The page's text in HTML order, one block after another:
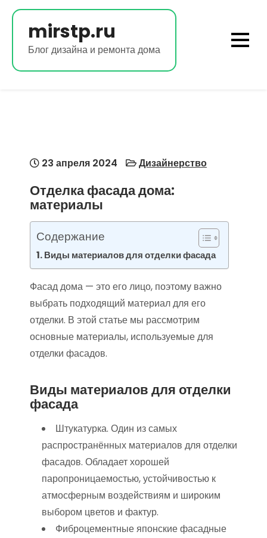
Перейти
содержимомуmirstp.ru
Блог дизайна и ремонта дома
23 апреля 2024 Дизайнерство
Отделка фасада дома:
материалы
Содержание
Виды материалов для отделки фасада
Фасад дома — это его лицо, поэтому важно
выбрать подходящий материал для его
отделки. В этой статье мы рассмотрим
основные материалы, используемые для
отделки фасадов.
Виды материалов для отделки
фасада
Штукатурка. Один из самых
распространённых материалов для отделки
фасадов. Обладает хорошей
паропроницаемостью, устойчивостью к
атмосферным воздействиям и широким
выбором цветов и фактур.
Фиброцементные японские фасадные